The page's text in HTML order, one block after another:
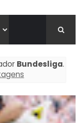
Bundesliga.